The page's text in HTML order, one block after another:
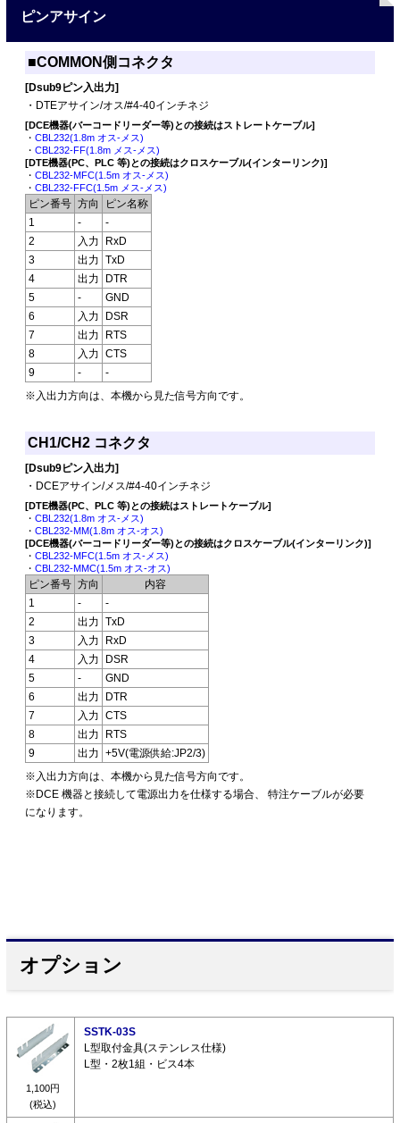
ピンアサイン
■COMMON側コネクタ
[Dsub9ピン入出力]
・DTEアサイン/オス/#4-40インチネジ
[DCE機器(バーコードリーダー等)との接続はストレートケーブル]
・CBL232(1.8m オス-メス)
・CBL232-FF(1.8m メス-メス)
[DTE機器(PC、PLC 等)との接続はクロスケーブル(インターリンク)]
・CBL232-MFC(1.5m オス-メス)
・CBL232-FFC(1.5m メス-メス)
ピン番号 方向
ピン名称
1
-
-
2
入力
RxD
3
出力
TxD
4
出力
DTR
5
-
GND
6
入力
DSR
7
出力
RTS
8
入力
CTS
9
-
-
※入出力方向は、本機から見た信号方向です。
CH1/CH2 コネクタ
[Dsub9ピン入出力]
・DCEアサイン/メス/#4-40インチネジ
[DTE機器(PC、PLC 等)との接続はストレートケーブル]
・CBL232(1.8m オス-メス)
・CBL232-MM(1.8m オス-オス)
[DCE機器(バーコードリーダー等)との接続はクロスケーブル(インターリンク)]
・CBL232-MFC(1.5m オス-メス)
・CBL232-MMC(1.5m オス-オス)
ピン番号 方向
内容
1
-
-
2
出力
TxD
3
入力
RxD
4
入力
DSR
5
-
GND
6
出力
DTR
7
入力
CTS
8
出力
RTS
9
出力
+5V(電源供給:JP2/3)
※入出力方向は、本機から見た信号方向です。
※DCE 機器と接続して電源出力を仕様する場合、 特注ケーブルが必要
になります。
オプション
1,100円
(税込)
SSTK-03S
L型取付金具(ステンレス仕様)
L型・2枚1組・ビス4本